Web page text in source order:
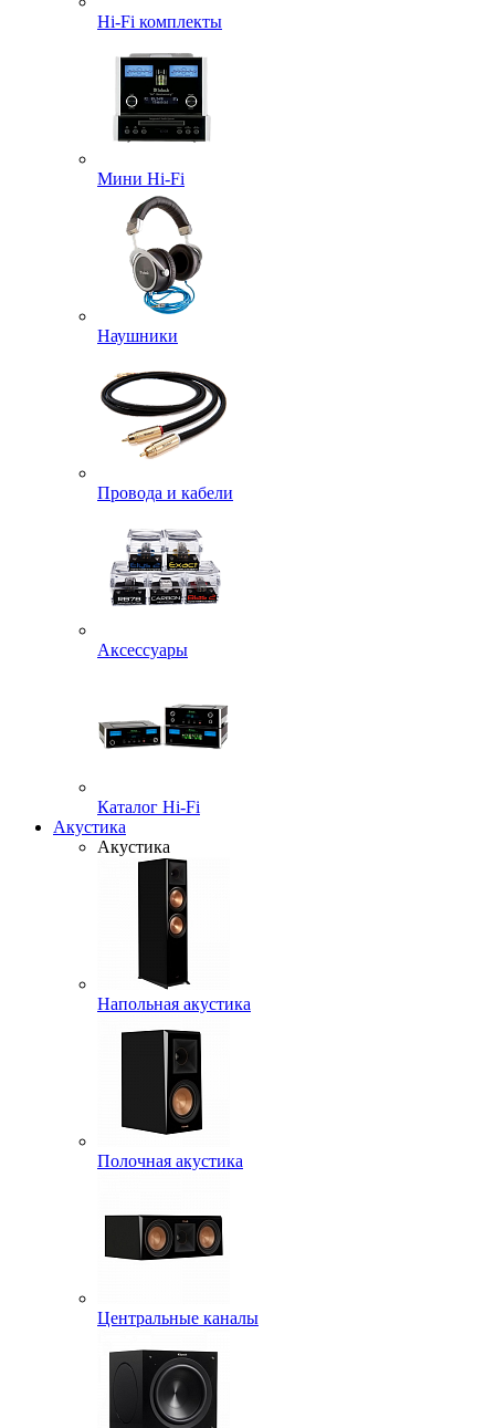
Hi-Fi комплекты
Мини Hi-Fi
Наушники
Провода и кабели
Аксессуары
Каталог Hi-Fi
Акустика
Акустика
Напольная акустика
Полочная акустика
Центральные каналы